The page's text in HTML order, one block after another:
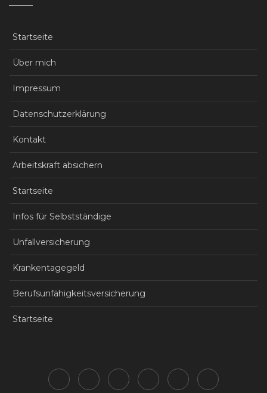
Startseite
Über mich
Impressum
Datenschutzerklärung
Kontakt
Arbeitskraft absichern
Startseite
Infos für Selbstständige
Unfallversicherung
Krankentagegeld
Berufsunfähigkeitsversicherung
Startseite